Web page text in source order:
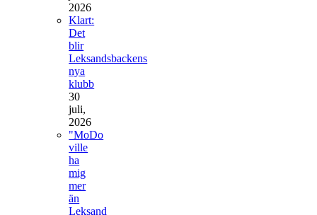
2026
Klart:
Det
blir
Leksandsbackens
nya
klubb
30
juli,
2026
"MoDo
ville
ha
mig
mer
än
Leksand